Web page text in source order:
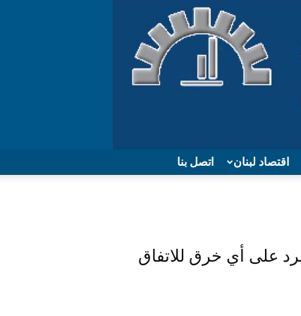
اتصل بنا اقتصاد لبنان
على أي خرق للاتفاق